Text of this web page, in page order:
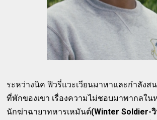
ระหว่างนิค ฟิวรี่แวะเวียนมาหาและกำลัง
ที่พักของเขา เรื่องความไม่ชอบมาพากลใ
นักฆ่าฉายาทหารเหมันต์(Winter Soldier-